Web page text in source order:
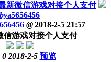
新微信游戏对接个人支付
bya5656456
@ 2018-2-5 21:57
信游戏对接个人支付
0 2018-2-5 预览